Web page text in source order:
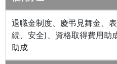
退職金制度、慶弔見舞金、
続、安全)、資格取得費用助
助成